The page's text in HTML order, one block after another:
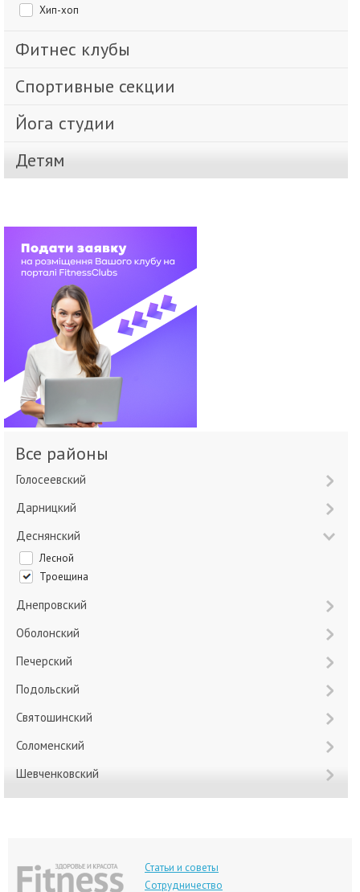
Хип-хоп
Фитнес клубы
Спортивные секции
Йога студии
Детям
Все районы
Голосеевский
Дарницкий
Деснянский
Лесной
Троещина
Днепровский
Оболонский
Печерский
Подольский
Святошинский
Соломенский
Шевченковский
Статьи и советы
Сотрудничество